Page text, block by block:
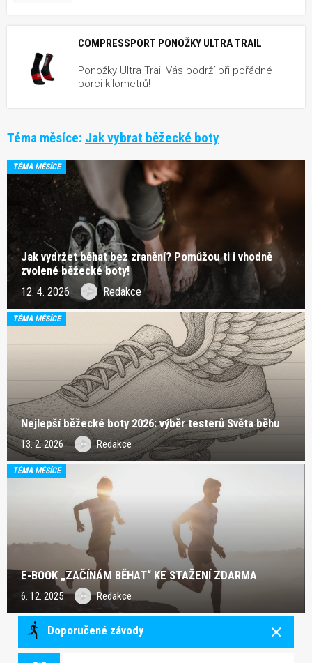
COMPRESSPORT PONOŽKY ULTRA TRAIL
Ponožky Ultra Trail Vás podrží při pořádné
porci kilometrů!
Téma měsíce: Jak vybrat běžecké boty
TÉMA MĚSÍCE
Jak vydržet běhat bez zranění? Pomůžou ti i vhodně
zvolené běžecké boty!
12. 4. 2026 Redakce
TÉMA MĚSÍCE
Nejlepší běžecké boty 2026: výběr testerů Světa běhu
13. 2. 2026 Redakce
TÉMA MĚSÍCE
E-BOOK „ZAČÍNÁM BĚHAT“ KE STAŽENÍ ZDARMA
6. 12. 2025 Redakce
Doporučené závody